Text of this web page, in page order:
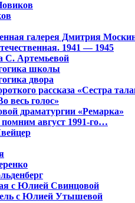
галерея Дмитрия
1941 — 1945
С. Артемьевой
школы
двора
рассказа «Сестра
весь голос»
драматургии «Ремарка»
август 1991-го…
с Юлией Свинцовой
с Юлией Утышевой